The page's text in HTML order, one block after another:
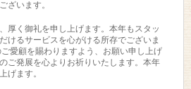
ざいます。
厚く御礼を申し上げます。本年もスタッ
けるサービスを心がける所存でございま
愛顧を賜わりますよう、お願い申し上げ
ご発展を心よりお祈りいたします。本年
げます。